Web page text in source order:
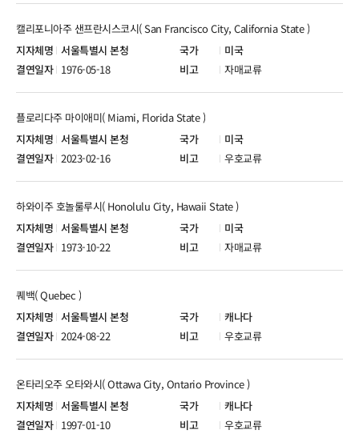
서울특별시 본청 미국
캘리포니아주 샌프란시스코시( San Francisco City, California State )
1976-05-18 자매교류
서울특별시 본청 미국
플로리다주 마이애미( Miami, Florida State )
2023-02-16 우호교류
서울특별시 본청 미국
하와이주 호놀룰루시( Honolulu City, Hawaii State )
1973-10-22 자매교류
서울특별시 본청 캐나다
퀘백( Quebec )
2024-08-22 우호교류
서울특별시 본청 캐나다
온타리오주 오타와시( Ottawa City, Ontario Province )
1997-01-10 우호교류